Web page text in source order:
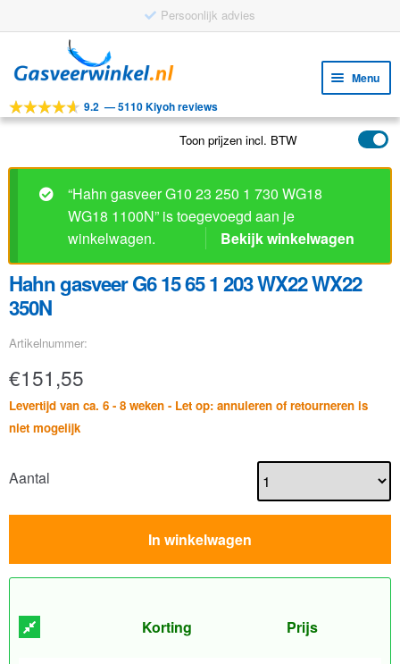
Persoonlijk advies
door
navigatie
naar
inhoud
Menu
Tools
Toepassingen
Klantenservice
9.2 —5110 Kiyoh reviews
Toon prijzen incl. BTW
“Hahn gasveer G10 23 250 1 730 WG18
WG18 1100N” is toegevoegd aan je
winkelwagen.
Bekijk winkelwagen
Hahn gasveer G6 15 65 1 203 WX22 WX22
350N
Artikelnummer:
€151,55
Levertijd van ca. 6 - 8 weken - Let op: annuleren of retourneren is
niet mogelijk
Aantal
In winkelwagen
Korting Prijs